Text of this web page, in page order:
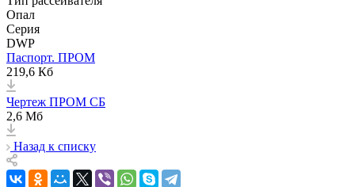
Опал
Серия
DWP
Паспорт. ПРОМ
219,6 Кб
Чертеж ПРОМ СБ
2,6 Мб
Назад к списку